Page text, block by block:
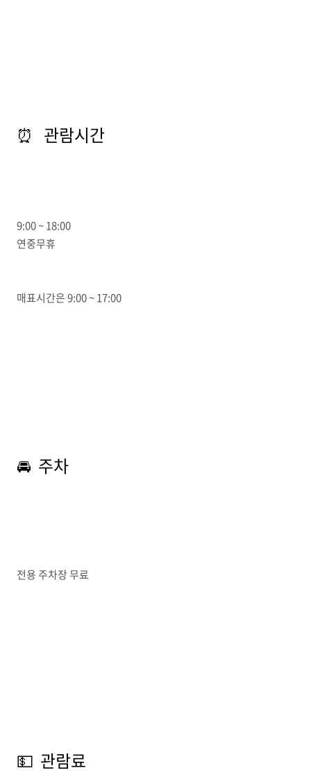
⏰ 관람시간
9:00 ~ 18:00
연중무휴
매표시간은 9:00 ~ 17:00
🚘 주차
전용 주차장 무료
💵 관람료